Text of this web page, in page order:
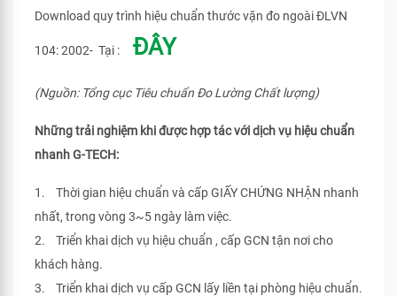
Download quy trình hiệu chuẩn thước vặn đo ngoài ĐLVN
104: 2002- Tại : ĐÂY
(Nguồn: Tổng cục Tiêu chuẩn Đo Lường Chất lượng)
Những trải nghiệm khi được hợp tác với dịch vụ hiệu chuẩn
nhanh G-TECH:
1. Thời gian hiệu chuẩn và cấp GIẤY CHỨNG NHẬN nhanh
nhất, trong vòng 3~5 ngày làm việc.
2. Triển khai dịch vụ hiệu chuẩn , cấp GCN tận nơi cho
khách hàng.
3. Triển khai dịch vụ cấp GCN lấy liền tại phòng hiệu chuẩn.